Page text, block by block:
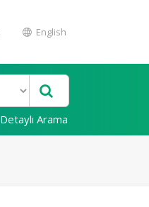
English
Detaylı Arama